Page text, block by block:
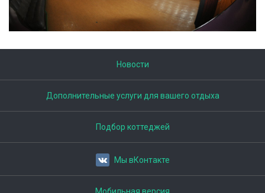
Новости
Дополнительные услуги для вашего отдыха
Подбор коттеджей
Мы вКонтакте